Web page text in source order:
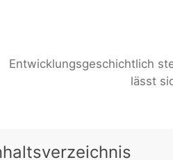
Entwicklungsgeschichtlich
lässt